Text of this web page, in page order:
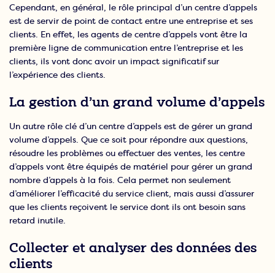
Cependant, en général, le rôle principal d’un centre d’appels
est de servir de point de contact entre une entreprise et ses
clients. En effet, les agents de centre d’appels vont être la
première ligne de communication entre l’entreprise et les
clients, ils vont donc avoir un impact significatif sur
l’expérience des clients.
La gestion d’un grand volume d’appels
Un autre rôle clé d’un centre d’appels est de gérer un grand
volume d’appels. Que ce soit pour répondre aux questions,
résoudre les problèmes ou effectuer des ventes, les centre
d’appels vont être équipés de matériel pour gérer un grand
nombre d’appels à la fois. Cela permet non seulement
d’améliorer l’efficacité du service client, mais aussi d’assurer
que les clients reçoivent le service dont ils ont besoin sans
retard inutile.
Collecter et analyser des données des
clients